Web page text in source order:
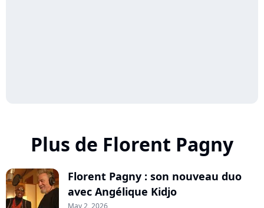
Plus de Florent Pagny
Florent Pagny : son nouveau duo
avec Angélique Kidjo
May 2, 2026